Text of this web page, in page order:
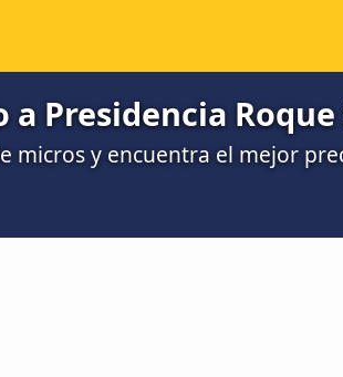
Presidencia Roque
micros y encuentra el mejor